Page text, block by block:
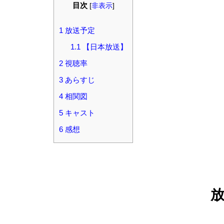
目次 [非表示]
1 放送予定
1.1 【日本放送】
2 視聴率
3 あらすじ
4 相関図
5 キャスト
6 感想